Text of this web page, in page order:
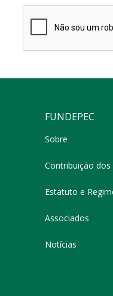
FUNDEPEC
Sobre
Contribuição
Estatuto e
Associados
Notícias